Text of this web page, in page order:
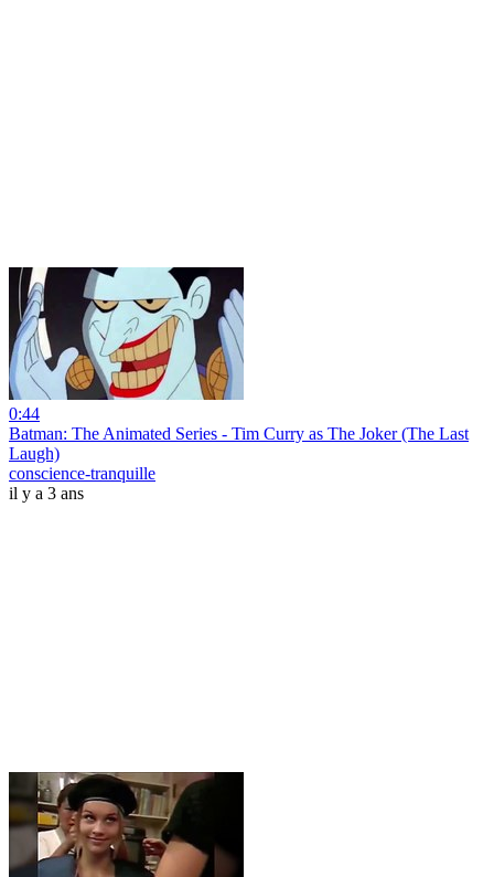
0:44
Batman: The Animated Series - Tim Curry as The Joker (The Last
Laugh)
conscience-tranquille
il y a 3 ans